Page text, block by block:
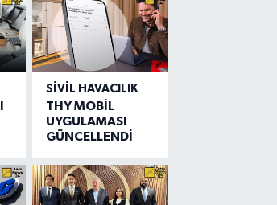
SIVIL HAVACILIK
THY MOBİL
UYGULAMASI
GÜNCELLENDİ